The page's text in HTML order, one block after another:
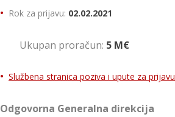
Rok za prijavu: 02.02.2021
Ukupan proračun: 5 M€
Službena stranica poziva i upute za prijavu
Odgovorna Generalna direkcija